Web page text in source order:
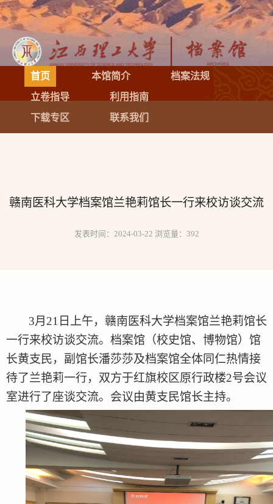
首页 本馆简介
档案法规
立卷指导
利用指南
下载专区
联系我们
赣南医科大学档案馆兰艳莉馆长一行来校访谈交流
发表时间：2024-03-22 浏览量： 392
3月 21 日 上午， 赣南医科大学档案馆兰艳莉馆长
一行来校访谈交流。档案馆 （校史馆、博物馆） 馆
长黄支民， 副馆长潘莎莎及档案馆全体同仁热情接
待了兰艳莉一行，双方于红旗校区原行政楼2号会议
室进行了座谈交流。 会议由黄支民馆长主持。